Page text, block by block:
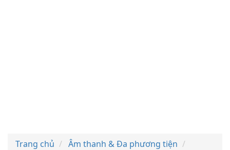
Trang chủ
Âm thanh & Đa phương tiện